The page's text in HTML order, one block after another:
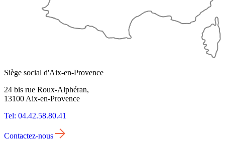
Siège social d'Aix-en-Provence
24 bis rue Roux-Alphéran,
13100 Aix-en-Provence
Tel: 04.42.58.80.41
Contactez-nous